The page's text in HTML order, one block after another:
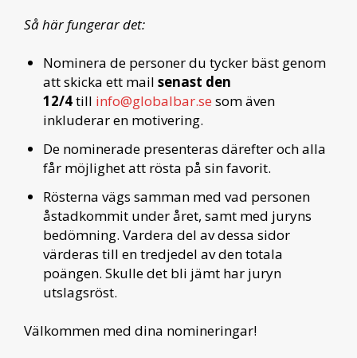
Så här fungerar det:
Nominera de personer du tycker bäst genom
att skicka ett mail senast den
12/4till info@globalbar.se som även
inkluderar en motivering.
De nominerade presenteras därefter och alla
får möjlighet att rösta på sin favorit.
Rösterna vägs samman med vad personen
åstadkommit under året, samt med juryns
bedömning. Vardera del av dessa sidor
värderas till en tredjedel av den totala
poängen. Skulle det bli jämt har juryn
utslagsröst.
Välkommen med dina nomineringar!